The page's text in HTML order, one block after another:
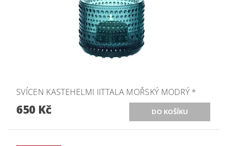
SVÍCEN KASTEHELMI IITTALA MOŘSKÝ MODRÝ *
650 Kč